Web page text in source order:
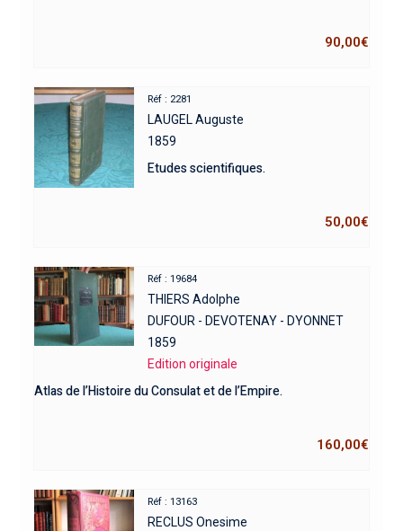
90,00€
Réf : 2281
LAUGEL Auguste
1859
Etudes scientifiques.
50,00€
Réf : 19684
THIERS Adolphe
DUFOUR - DEVOTENAY - DYONNET
1859
Edition originale
Atlas de l’Histoire du Consulat et de l’Empire.
160,00€
Réf : 13163
RECLUS Onesime